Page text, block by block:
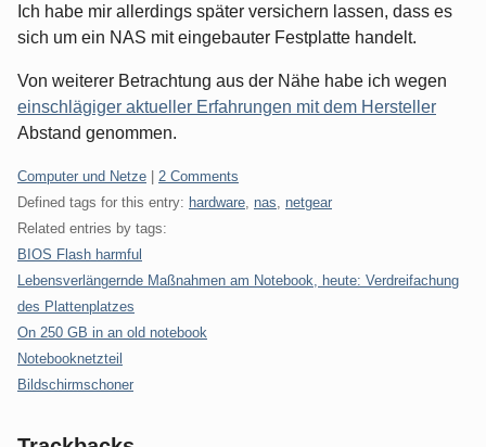
Ich habe mir allerdings später versichern lassen, dass es
sich um ein NAS mit eingebauter Festplatte handelt.
Von weiterer Betrachtung aus der Nähe habe ich wegen
einschlägiger aktueller Erfahrungen mit dem Hersteller
Abstand genommen.
Categories:
Computer und Netze
2 Comments
Defined tags for this entry: hardware nas
netgear
Related entries by tags:
BIOS Flash harmful
Lebensverlängernde Maßnahmen am Notebook, heute: Verdreifachung
des Plattenplatzes
On 250 GB in an old notebook
Notebooknetzteil
Bildschirmschoner